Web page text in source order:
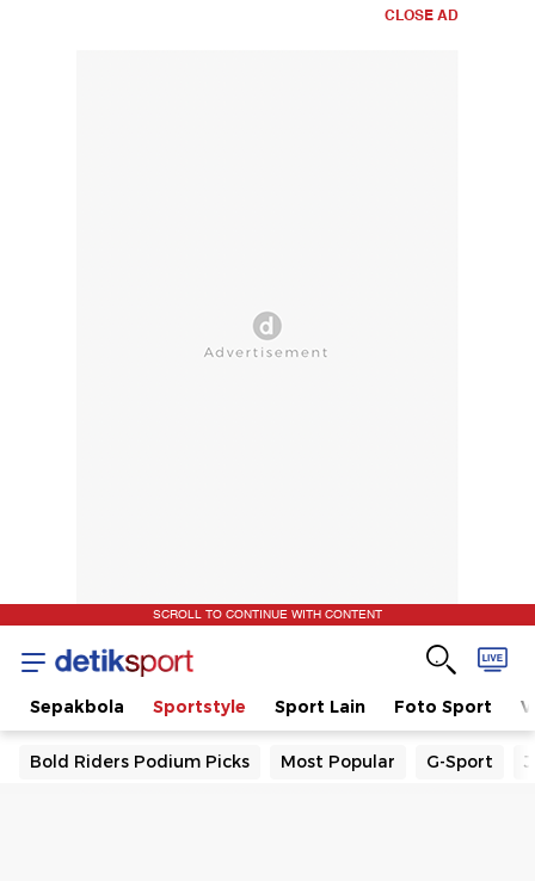
CLOSE AD
SCROLL TO CONTINUE WITH CONTENT
Sepakbola Sportstyle Sport Lain Foto Sport
Bold Riders Podium Picks Most Popular G-Sport